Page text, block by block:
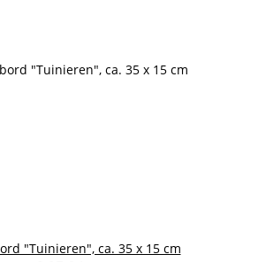
"Tuinieren", ca. 35 x 15 cm